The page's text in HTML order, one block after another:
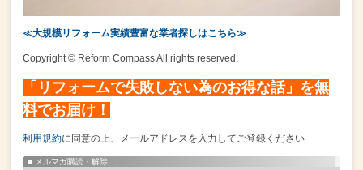
≪大規模リフォーム実績豊富な業者探しはこちら≫
Copyright © Reform Compass All rights reserved.
「リフォームで失敗しない為のお得な話」を無
料でお届け！
利用規約に同意の上、メールアドレスを入力してご登録ください
メルマガ購読・解除